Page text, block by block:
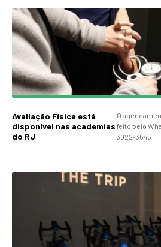
Avaliação Física está
disponível nas academias
do RJ
O
feito pelo
3022-3545